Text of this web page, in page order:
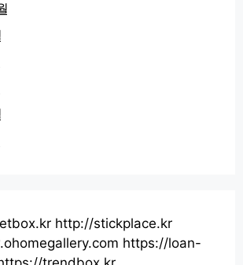
http://stickplace.kr
https://loan-